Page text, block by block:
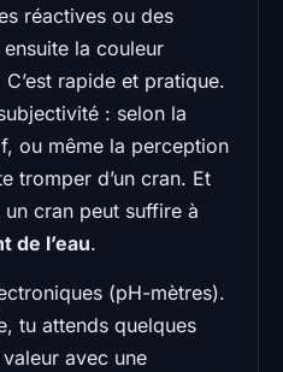
réactives ou des
la couleur
rapide et pratique.
: selon la
ou même la perception
tromper d’un cran. Et
cran peut suffire à
de l’eau.
(pH-mètres).
tu attends quelques
avec une